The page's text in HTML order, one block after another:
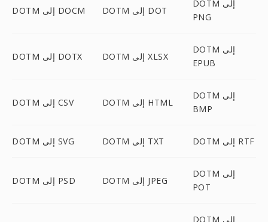
DOTM إلى DOCM DOTM إلى DOT
DOTM إلى
PNG
DOTM إلى DOTX DOTM إلى XLSX
DOTM إلى
EPUB
DOTM إلى CSV DOTM إلى HTML
DOTM إلى
BMP
DOTM إلى SVG DOTM إلى TXT DOTM إلى RTF
DOTM إلى PSD DOTM إلى JPEG
DOTM إلى
POT
DOTM إلى